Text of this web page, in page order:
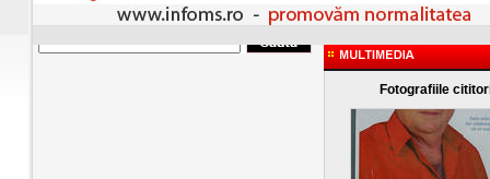
Fotografiile